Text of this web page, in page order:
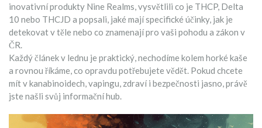
inovativní produkty Nine Realms, vysvětlili co je THCP, Delta
10 nebo THCJD a popsali, jaké mají specifické účinky, jak je
detekovat v těle nebo co znamenají pro vaši pohodu a zákon v
ČR.
Každý článek v lednu je praktický, nechodíme kolem horké kaše
a rovnou říkáme, co opravdu potřebujete vědět. Pokud chcete
mít v kanabinoidech, vapingu, zdraví i bezpečnosti jasno, právě
jste našli svůj informační hub.